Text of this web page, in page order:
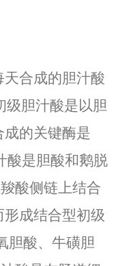
合成的胆汁酸
级胆汁酸是以胆
成的关键酶是
酸是胆酸和鹅脱
酸侧链上结合
成结合型初级
胆酸、牛磺胆